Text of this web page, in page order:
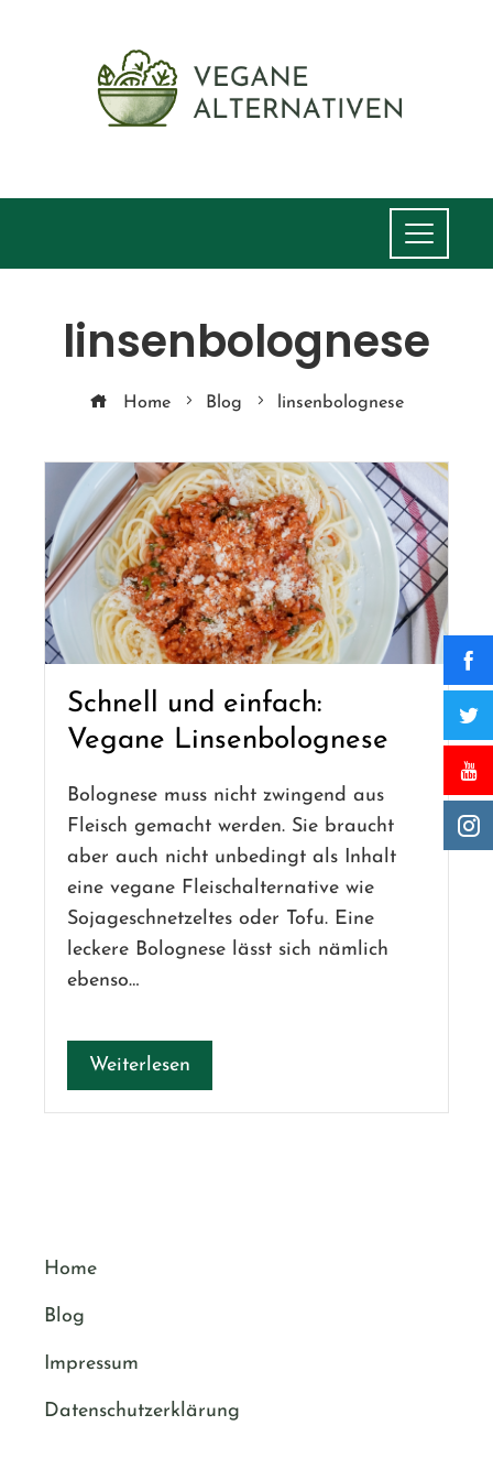
linsenbolognese
Home Blog linsenbolognese
Schnell und einfach:
Vegane Linsenbolognese
Bolognese muss nicht zwingend aus
Fleisch gemacht werden. Sie braucht
aber auch nicht unbedingt als Inhalt
eine vegane Fleischalternative wie
Sojageschnetzeltes oder Tofu. Eine
leckere Bolognese lässt sich nämlich
ebenso…
Weiterlesen
Home
Blog
Impressum
Datenschutzerklärung